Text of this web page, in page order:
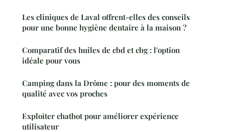
Les cliniques de Laval offrent-elles des conseils
pour une bonne hygiène dentaire à la maison ?
Comparatif des huiles de cbd et cbg : l'option
idéale pour vous
Camping dans la Drôme : pour des moments de
qualité avec vos proches
Exploiter chatbot pour améliorer expérience
utilisateur